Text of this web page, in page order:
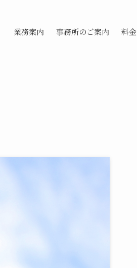
業務案内 事務所のご案内 料金